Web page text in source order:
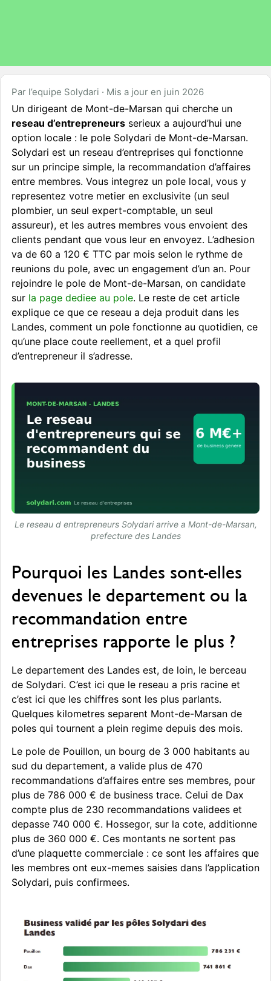
Par l’equipe Solydari · Mis a jour en juin 2026
Un dirigeant de Mont-de-Marsan qui cherche un
reseau d’entrepreneursserieux a aujourd’hui une
option locale : le pole Solydari de Mont-de-Marsan.
Solydari est un reseau d’entreprises qui fonctionne
sur un principe simple, la recommandation d’affaires
entre membres. Vous integrez un pole local, vous y
representez votre metier en exclusivite (un seul
plombier, un seul expert-comptable, un seul
assureur), et les autres membres vous envoient des
clients pendant que vous leur en envoyez. L’adhesion
va de 60 a 120 € TTC par mois selon le rythme de
reunions du pole, avec un engagement d’un an. Pour
rejoindre le pole de Mont-de-Marsan, on candidate
sur la page dediee au pole. Le reste de cet article
explique ce que ce reseau a deja produit dans les
Landes, comment un pole fonctionne au quotidien, ce
qu’une place coute reellement, et a quel profil
d’entrepreneur il s’adresse.
Le reseau d entrepreneurs Solydari arrive a Mont-de-Marsan,
prefecture des Landes
Pourquoi les Landes sont-elles
devenues le departement ou la
recommandation entre
entreprises rapporte le plus ?
Le departement des Landes est, de loin, le berceau
de Solydari. C’est ici que le reseau a pris racine et
c’est ici que les chiffres sont les plus parlants.
Quelques kilometres separent Mont-de-Marsan de
poles qui tournent a plein regime depuis des mois.
Le pole de Pouillon, un bourg de 3 000 habitants au
sud du departement, a valide plus de 470
recommandations d’affaires entre ses membres, pour
plus de 786 000 € de business trace. Celui de Dax
compte plus de 230 recommandations validees et
depasse 740 000 €. Hossegor, sur la cote, additionne
plus de 360 000 €. Ces montants ne sortent pas
d’une plaquette commerciale : ce sont les affaires que
les membres ont eux-memes saisies dans l’application
Solydari, puis confirmees.